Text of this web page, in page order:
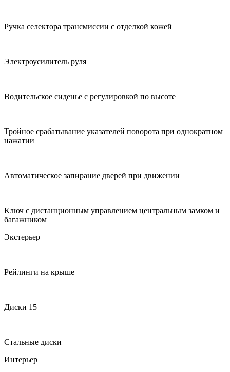
Ручка селектора трансмиссии с отделкой кожей
Электроусилитель руля
Водительское сиденье с регулировкой по высоте
Тройное срабатывание указателей поворота при однократном
нажатии
Автоматическое запирание дверей при движении
Ключ с дистанционным управлением центральным замком и
багажником
Экстерьер
Рейлинги на крыше
Диски 15
Стальные диски
Интерьер